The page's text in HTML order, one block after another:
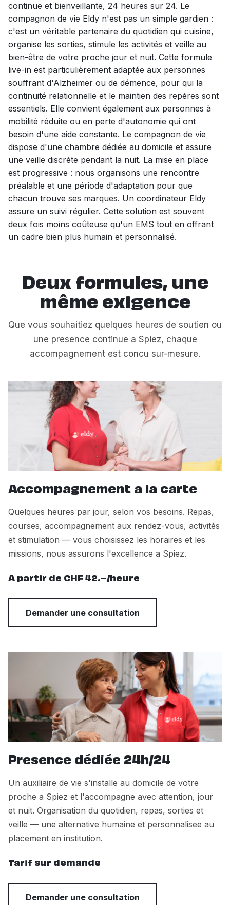
continue et bienveillante, 24 heures sur 24. Le
compagnon de vie Eldy n'est pas un simple gardien :
c'est un véritable partenaire du quotidien qui cuisine,
organise les sorties, stimule les activités et veille au
bien-être de votre proche jour et nuit. Cette formule
live-in est particulièrement adaptée aux personnes
souffrant d'Alzheimer ou de démence, pour qui la
continuité relationnelle et le maintien des repères sont
essentiels. Elle convient également aux personnes à
mobilité réduite ou en perte d'autonomie qui ont
besoin d'une aide constante. Le compagnon de vie
dispose d'une chambre dédiée au domicile et assure
une veille discrète pendant la nuit. La mise en place
est progressive : nous organisons une rencontre
préalable et une période d'adaptation pour que
chacun trouve ses marques. Un coordinateur Eldy
assure un suivi régulier. Cette solution est souvent
deux fois moins coûteuse qu'un EMS tout en offrant
un cadre bien plus humain et personnalisé.
Deux formules, une
même exigence
Que vous souhaitiez quelques heures de soutien ou
une presence continue a Spiez, chaque
accompagnement est concu sur-mesure.
Accompagnement a la carte
Quelques heures par jour, selon vos besoins. Repas,
courses, accompagnement aux rendez-vous, activités
et stimulation — vous choisissez les horaires et les
missions, nous assurons l'excellence a Spiez.
A partir de CHF 42.–/heure
Demander une consultation
Presence dédiée 24h/24
Un auxiliaire de vie s'installe au domicile de votre
proche a Spiez et l'accompagne avec attention, jour
et nuit. Organisation du quotidien, repas, sorties et
veille — une alternative humaine et personnalisee au
placement en institution.
Tarif sur demande
Demander une consultation